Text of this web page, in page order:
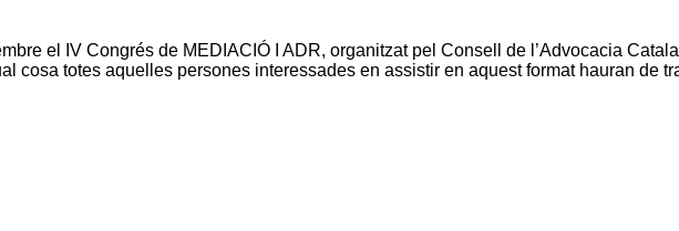
el IV Congrés de MEDIACIÓ I ADR, organitzat pel Consell de l’Advocacia
cosa totes aquelles persones interessades en assistir en aquest format hauran de